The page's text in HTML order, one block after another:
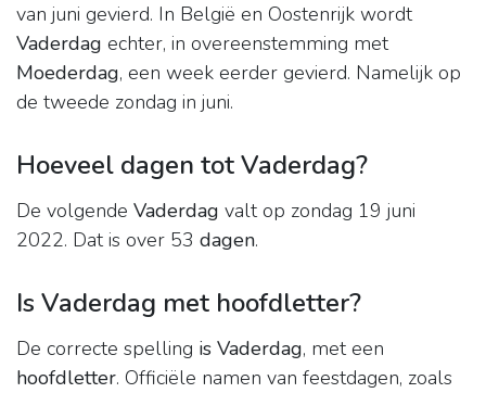
van juni gevierd. In België en Oostenrijk wordt
Vaderdag echter, in overeenstemming met
Moederdag, een week eerder gevierd. Namelijk op
de tweede zondag in juni.
Hoeveel dagen tot Vaderdag?
De volgende Vaderdag valt op zondag 19 juni
2022. Dat is over 53 dagen.
Is Vaderdag met hoofdletter?
De correcte spelling is Vaderdag, met een
hoofdletter. Officiële namen van feestdagen, zoals